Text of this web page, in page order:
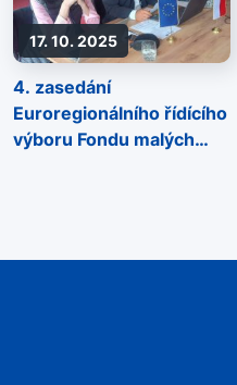
17. 10. 2025
4. zasedání
Euroregionálního řídícího
výboru Fondu malých